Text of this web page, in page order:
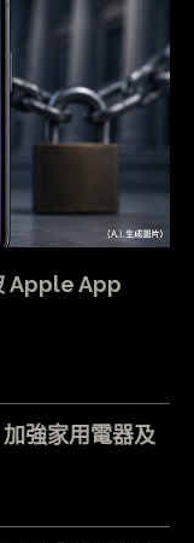
Apple App
強家用電器及